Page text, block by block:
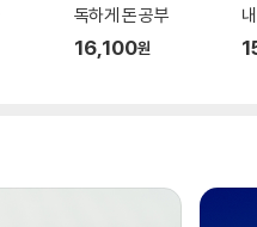
독하게 돈 공부
16,100원